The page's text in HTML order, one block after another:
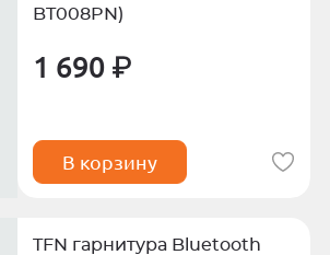
BT008PN)
1 690 ₽
В корзину
TFN гарнитура Bluetooth